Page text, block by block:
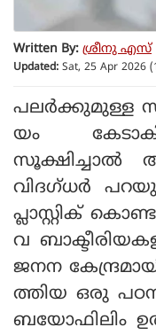
Written By: ശ്രീനു എസ്
Updated: Sat, 25 Apr 2026
പലര്‍ക്കുമുള്ള
യം
സൂക്ഷിച്ചാല്‍
വിദഗ്ധര്‍
പ്ലാസ്റ്റിക്
വ
ജനന
ത്തിയ ഒരു
ബയോഫിലിം